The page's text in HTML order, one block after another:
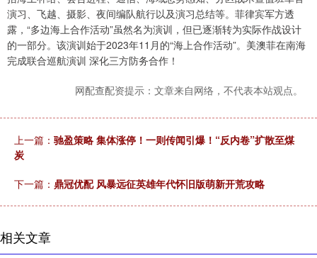
演习、飞越、摄影、夜间编队航行以及演习总结等。菲律宾军方透
露，“多边海上合作活动”虽然名为演训，但已逐渐转为实际作战设计
的一部分。该演训始于2023年11月的“海上合作活动”。美澳菲在南海
完成联合巡航演训 深化三方防务合作！
网配查配资提示：文章来自网络，不代表本站观点。
上一篇： 驰盈策略 集体涨停！一则传闻引爆！“反内卷”扩散至煤
炭
下一篇： 鼎冠优配 风暴远征英雄年代怀旧版萌新开荒攻略
相关文章